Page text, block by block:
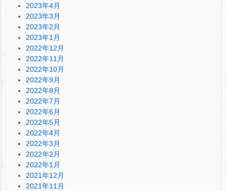
2023年4月
2023年3月
2023年2月
2023年1月
2022年12月
2022年11月
2022年10月
2022年9月
2022年8月
2022年7月
2022年6月
2022年5月
2022年4月
2022年3月
2022年2月
2022年1月
2021年12月
2021年11月